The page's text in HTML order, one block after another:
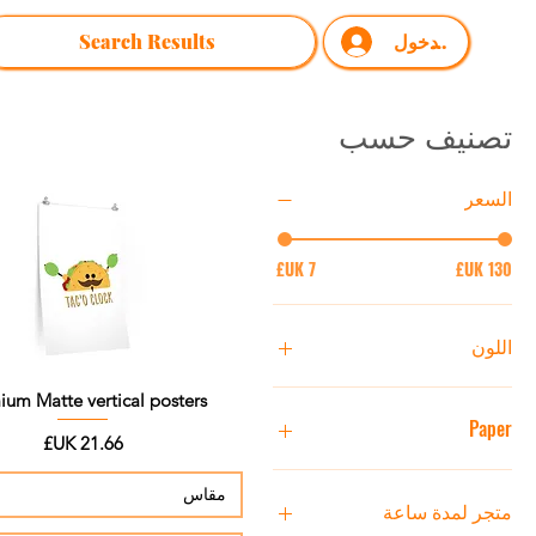
Search Results تسجيل الدخول
تصنيف حسب
السعر
اللون
Paper
Matte
متجر لمدة ساعة
Matte vertical posters
السعر‏21.66 UK£
مقاس